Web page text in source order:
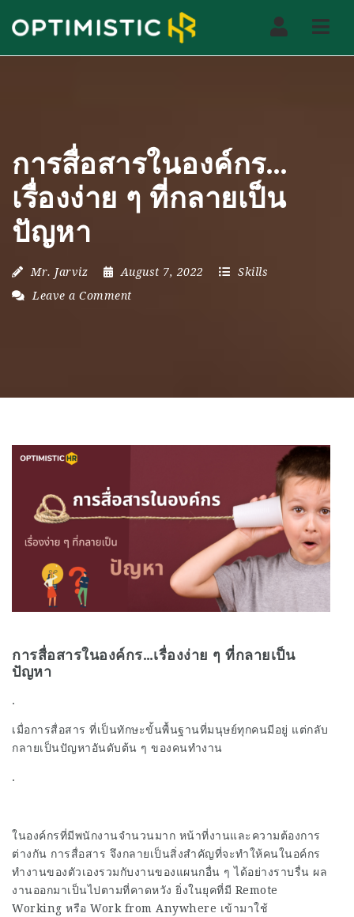
การสื่อสารในองค์กร…
เรื่องง่าย ๆ ที่กลายเป็น
ปัญหา
Mr. Jarviz August 7, 2022
Skills
Leave a Comment
การสื่อสารในองค์กร…เรื่องง่าย ๆ ที่กลายเป็น
ปัญหา
.
เมื่อการสื่อสาร ที่เป็นทักษะขั้นพื้นฐานที่มนุษย์ทุกคนมีอยู่ แต่กลับ
กลายเป็นปัญหาอันดับต้น ๆ ของคนทำงาน
.
ในองค์กรที่มีพนักงานจำนวนมาก หน้าที่งานและความต้องการ
ต่างกัน การสื่อสาร จึงกลายเป็นสิ่งสำคัญที่จะทำให้คนในอค์กร
ทำงานของตัวเองรวมกับงานของแผนกอื่น ๆ ได้อย่างราบรื่น ผล
งานออกมาเป็นไปตามที่คาดหวัง ยิ่งในยุคที่มี Remote
Working หรือ Work from Anywhere เข้ามาใช้